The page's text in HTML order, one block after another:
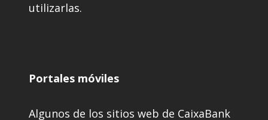
utilizarlas.
Portales móviles
Algunos de los sitios web de CaixaBank